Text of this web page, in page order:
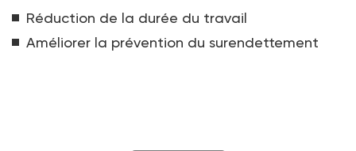
Réduction de la durée du travail
Améliorer la prévention du surendettement